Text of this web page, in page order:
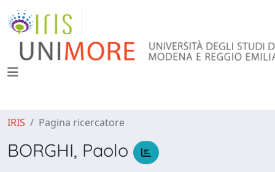
IRIS Pagina ricercatore
BORGHI, Paolo